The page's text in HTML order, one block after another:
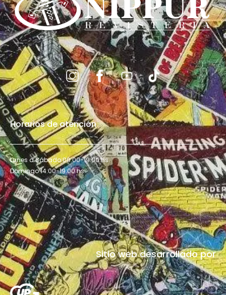
Horarios de atención
Lunes a Sábado 09:00-19:00 hs.
Domingo 14:00-19:00 hs.
Sitio web desarrollado por